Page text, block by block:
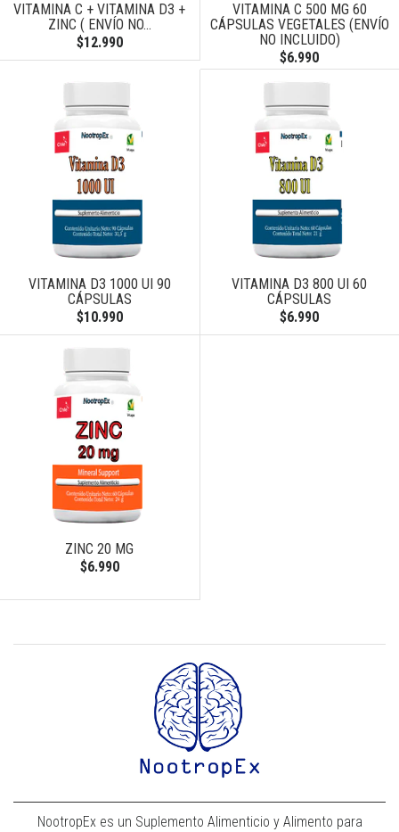
VITAMINA C + VITAMINA D3 +
ZINC ( ENVÍO NO...
$12.990
VITAMINA C 500 MG 60
CÁPSULAS VEGETALES (ENVÍO
NO INCLUIDO)
$6.990
VITAMINA D3 1000 UI 90
CÁPSULAS
$10.990
VITAMINA D3 800 UI 60
CÁPSULAS
$6.990
ZINC 20 MG
$6.990
NootropEx es un Suplemento Alimenticio y Alimento para